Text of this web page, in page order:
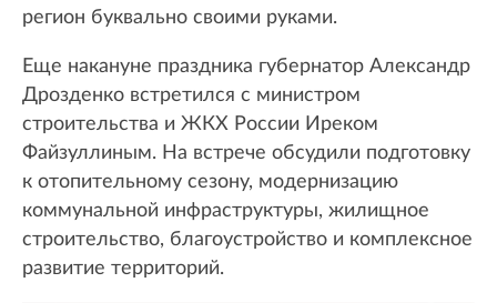
регион буквально своими руками.
Еще накануне праздника губернатор Александр
Дрозденко встретился с министром
строительства и ЖКХ России Иреком
Файзуллиным. На встрече обсудили подготовку
к отопительному сезону, модернизацию
коммунальной инфраструктуры, жилищное
строительство, благоустройство и комплексное
развитие территорий.